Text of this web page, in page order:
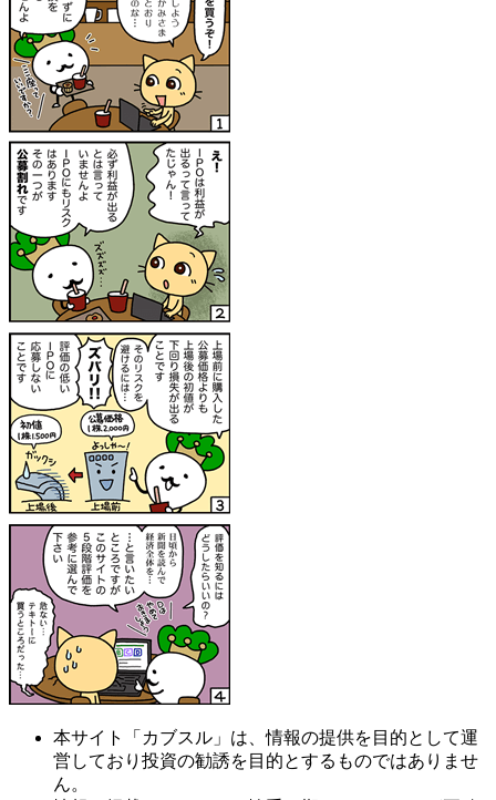
本サイト「カブスル」は、情報の提供を目的として運
営しており投資の勧誘を目的とするものではありませ
ん。